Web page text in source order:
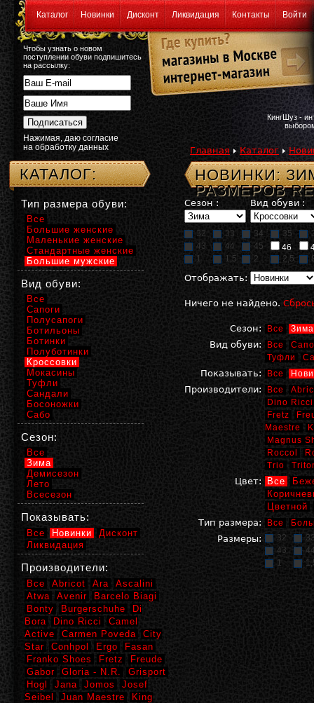
Каталог Новинки Дисконт Ликвидация Контакты Войти
Чтобы узнать о новом
поступлении обуви подпишитесь
на рассылку:
Нажимая, даю согласие
на обработку данных
КингШуз -
Главная Каталог
НОВИНКИ:
РАЗМЕРОВ
Сезон : Вид обуви :
32 33 34 35
43
44 45 46
1
1,5 2 2,5
Отображать:
Ничего не найдено.
Сезон: Все Зима
Вид обуви: Все
Туфли
Показывать: Все
Производители: Все
Dino Ricci
Fretz
Maestre
Magnus
Roccol
Trio
Цвет: Все
Цветной
Тип размера:
Все
Размеры: 32
43
1
КАТАЛОГ:
Тип размера обуви:
Все
Большие женские
Маленькие женские
Стандартные женские
Большие мужские
Вид обуви:
Все
Сапоги
Полусапоги
Ботильоны
Ботинки
Полуботинки
Кроссовки
Мокасины
Туфли
Сандали
Босоножки
Сабо
Сезон:
Все
Зима
Демисезон
Лето
Всесезон
Показывать:
Все Новинки
Дисконт
Ликвидация
Производители:
Все Abricot Ara
Ascalini
Atwa
Avenir
Barcelo Biagi
Bonty
Burgerschuhe
Di
Bora
Dino Ricci
Camel
Active
Carmen Poveda
City
Star
Conhpol Ergo
Fasan
Franko Shoes
Fretz
Freude
Gabor
Gloria - N.R.
Grisport
Hogl
Jana Jomos
Josef
Seibel
Juan Maestre
King